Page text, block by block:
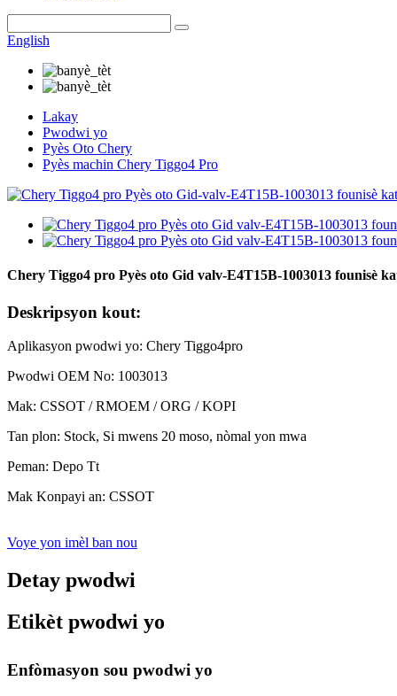
English
Lakay
Pwodwi yo
Pyès Oto Chery
Pyès machin Chery Tiggo4 Pro
Chery Tiggo4 pro Pyès oto Gid valv-E4T15B-1003013 founisè
Deskripsyon kout:
Aplikasyon pwodwi yo: Chery Tiggo4pro
Pwodwi OEM No: 1003013
Mak: CSSOT / RMOEM / ORG / KOPI
Tan plon: Stock, Si mwens 20 moso, nòmal yon mwa
Peman: Depo Tt
Mak Konpayi an: CSSOT
Voye yon imèl ban nou
Detay pwodwi
Etikèt pwodwi yo
Enfòmasyon sou pwodwi yo